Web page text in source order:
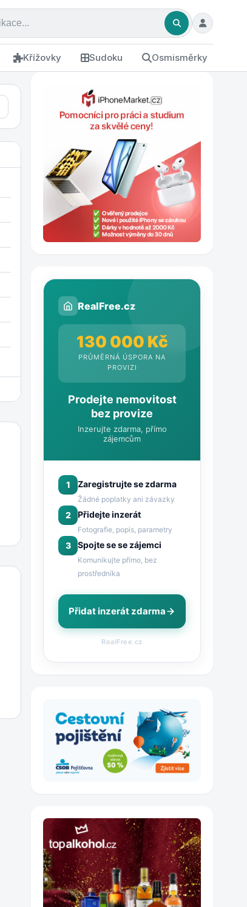
Křížovky Sudoku Osmisměrky
RealFree.cz
130 000 Kč
PRŮMĚRNÁ ÚSPORA NA
PROVIZI
Prodejte nemovitost
bez provize
Inzerujte zdarma, přímo
zájemcům
1 Zaregistrujte se zdarma
Žádné poplatky ani závazky
2 Přidejte inzerát
Fotografie, popis, parametry
3 Spojte se se zájemci
Komunikujte přímo, bez
prostředníka
Přidat inzerát zdarma
RealFree.cz